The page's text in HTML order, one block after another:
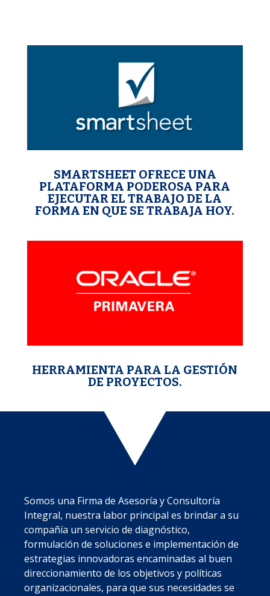
SMARTSHEET OFRECE UNA
PLATAFORMA PODEROSA PARA
EJECUTAR EL TRABAJO DE LA
FORMA EN QUE SE TRABAJA HOY.
HERRAMIENTA PARA LA GESTIÓN
DE PROYECTOS.
Somos una Firma de Asesoría y Consultoría
Integral, nuestra labor principal es brindar a su
compañía un servicio de diagnóstico,
formulación de soluciones e implementación de
estrategias innovadoras encaminadas al buen
direccionamiento de los objetivos y políticas
organizacionales, para que sus necesidades se